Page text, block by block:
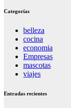
Categorías
belleza
cocina
economia
Empresas
mascotas
viajes
Entradas recientes